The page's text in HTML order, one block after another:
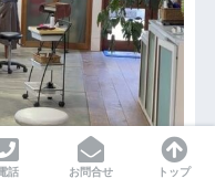
話
お問合せ トップ